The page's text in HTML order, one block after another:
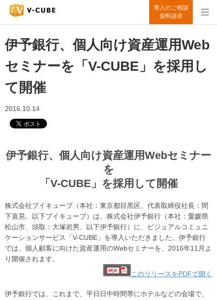
導入のご相談
資料請求
伊予銀行、個人向け資産運用Web
セミナーを「V-CUBE」を採用し
て開催
2016.10.14
伊予銀行、個人向け資産運用Webセミナー
を
「V-CUBE」を採用して開催
株式会社ブイキューブ（本社：東京都目黒区、代表取締役社長：間
下直晃、以下ブイキューブ）は、株式会社伊予銀行（本社：愛媛県
松山市、頭取：大塚岩男、以下伊予銀行）に、ビジュアルコミュニ
ケーションサービス「V-CUBE」を導入いただきました。伊予銀行
では、個人顧客に向けた資産運用のWebセミナーを、2016年11月よ
り開催されます。
このリリースをPDFで開く
伊予銀行では、これまで、平日日中時間帯にホテルなどの会場で、